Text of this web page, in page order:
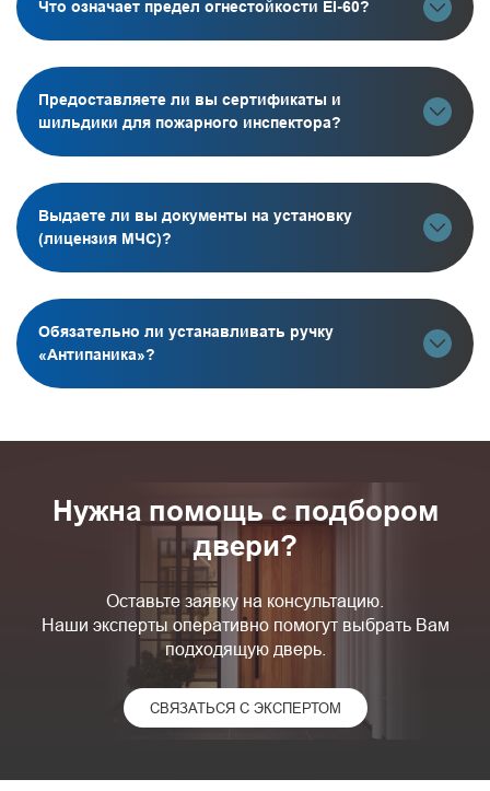
Что означает предел огнестойкости EI-60?
Предоставляете ли вы сертификаты и
шильдики для пожарного инспектора?
Выдаете ли вы документы на установку
(лицензия МЧС)?
Обязательно ли устанавливать ручку
«Антипаника»?
Нужна помощь с подбором
двери?
Оставьте заявку на консультацию.
Наши эксперты оперативно помогут выбрать Вам
подходящую дверь.
СВЯЗАТЬСЯ С ЭКСПЕРТОМ